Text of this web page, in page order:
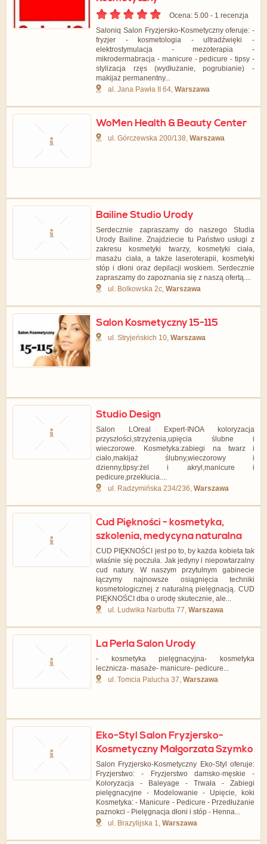
Ocena: 5.00 - ‎1 recenzja
Saloniq Salon Fryzjersko-Kosmetyczny oferuje: -
fryzjer - kosmetologia - ultradźwięki -
elektrostymulacja - mezoterapia -
mikrodermabracja - manicure - pedicure - tipsy -
stylizacja rzęs (wydłużanie, pogrubianie) -
makijaż permanentny...
al. Jana Pawła II 64,Warszawa
WoMen Health & Beauty Center
ul. Górczewska 200/138,Warszawa
Bailine Studio Urody
Serdecznie zapraszamy do naszego Studia
Urody Bailine. Znajdziecie tu Państwo usługi z
zakresu kosmetyki twarzy, kosmetyki ciała,
masażu ciała, a także laseroterapii, kosmetyki
stóp i dłoni oraz depilacji woskiem. Serdecznie
zapraszamy do zapoznania się z naszą ofertą....
ul. Bolkowska 2c,Warszawa
Salon Kosmetyczny 15-115
ul. Stryjeńskich 10,Warszawa
Studio Design
Salon LOreal Expert-INOA koloryzacja
przyszłości,strzyżenia,upięcia ślubne i
wieczorowe. Kosmetyka:zabiegi na twarz i
ciało,makijaż ślubny,wieczorowy i
dzienny,tipsy:żel i akryl,manicure i
pedicure,przekłucia....
ul. Radzymińska 234/236,Warszawa
Cud Piękności - kosmetyka,
szkolenia, medycyna naturalna
CUD PIĘKNOŚCI jest po to, by każda kobieta tak
właśnie się poczuła. Jak jedyny i niepowtarzalny
cud natury. W naszym przytulnym gabinecie
łączymy najnowsze osiągnięcia techniki
kosmetologicznej z naturalną pielęgnacją. CUD
PIĘKNOŚCI dba o urodę skutecznie, ale...
ul. Ludwika Narbutta 77,Warszawa
La Perla Salon Urody
- kosmetyka pielęgnacyjna- kosmetyka
lecznicza- masaże- manicure- pedicure...
ul. Tomcia Palucha 37,Warszawa
Eko-Styl Salon Fryzjersko-
Kosmetyczny Małgorzata Szymko
Salon Fryzjersko-Kosmetyczny Eko-Styl oferuje:
Fryzjerstwo: - Fryzjerstwo damsko-męskie -
Koloryzacja - Baleyage - Trwała - Zabiegi
pielęgnacyjne - Modelowanie - Upięcie, koki
Kosmetyka: - Manicure - Pedicure - Przedłużanie
paznokci - Pielęgnacja dłoni i stóp - Henna...
ul. Brazylijska 1,Warszawa